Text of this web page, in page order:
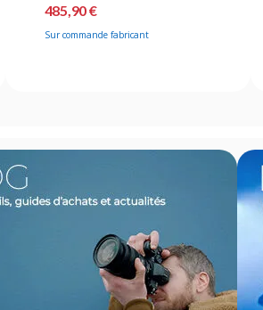
485,90 €
Sur commande fabricant